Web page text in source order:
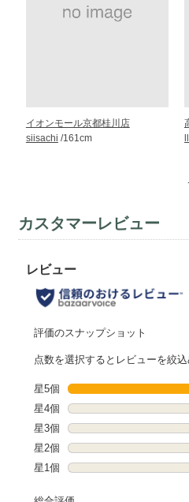
イオンモール京都桂川店
siisachi /161cm
カスタマーレビュー